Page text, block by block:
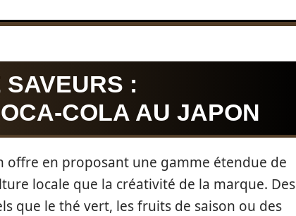
:
COLA AU JAPON
offre en proposant une gamme étendue de
locale que la créativité de la marque. Des
que le thé vert, les fruits de saison ou des